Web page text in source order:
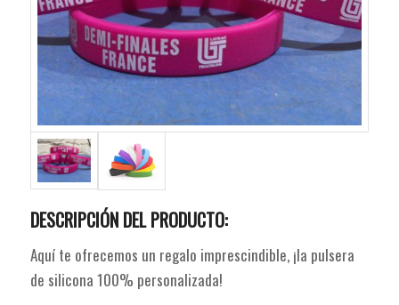
DESCRIPCIÓN DEL PRODUCTO:
Aquí te ofrecemos un regalo imprescindible, ¡la pulsera
de silicona 100% personalizada!